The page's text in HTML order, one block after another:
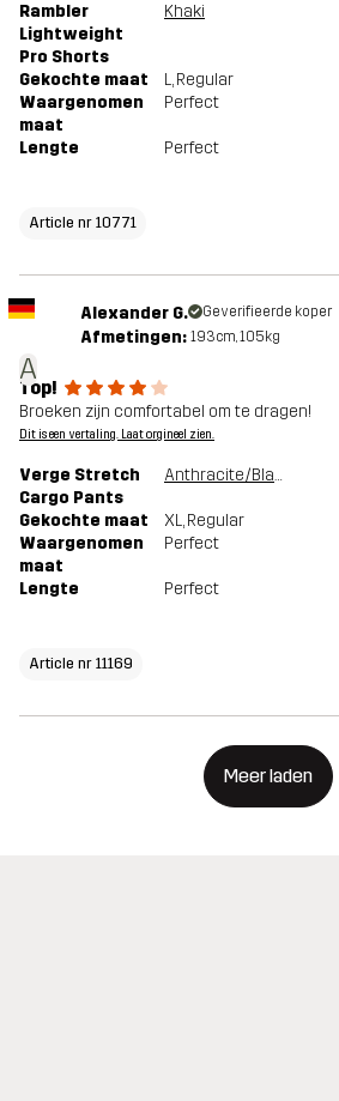
Rambler
Lightweight
Pro Shorts
Khaki
Gekochte maat L, Regular
Waargenomen
maat
Perfect
Lengte Perfect
Article nr 10771
A
Alexander G. Geverifieerde koper
Afmetingen: 193cm, 105kg
Top!
Broeken zijn comfortabel om te dragen!
Dit is een vertaling. Laat orgineel zien.
Verge Stretch
Cargo Pants
Anthracite/Black
Gekochte maat XL, Regular
Waargenomen
maat
Perfect
Lengte Perfect
Article nr 11169
Meer laden